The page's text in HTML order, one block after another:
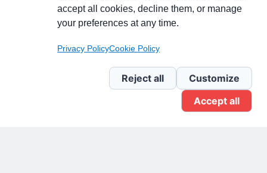
Pagina Linkedin
Newsletter Linkedin
accept all cookies, decline them, or manage
your preferences at any time.
Privacy PolicyCookie Policy
Reject all
Customize
Accept all